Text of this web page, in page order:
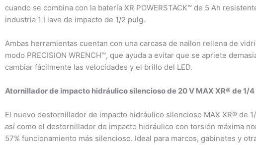
cuando se combina con la batería XR POWERSTACK™ de 5 Ah
industria 1 Llave de impacto de 1/2 pulg.
Ambas herramientas cuentan con una carcasa de nailon rellena de
modo PRECISION WRENCH™, que ayuda a evitar que se apriete
cambiar fácilmente las velocidades y el brillo del LED.
Atornillador de impacto hidráulico silencioso de 20 V MAX XR® de 1/
El nuevo destornillador de impacto hidráulico silencioso MAX XR® de
así como el destornillador de impacto hidráulico con torsión máxima
57% funcionamiento más silencioso. Ideal para marcos, gabinetes y